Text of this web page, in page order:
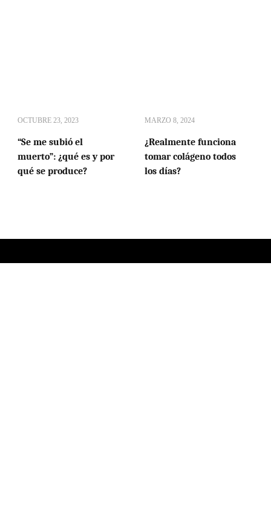
OCTUBRE 23, 2023
“Se me subió el
muerto”: ¿qué es y por
qué se produce?
MARZO 8, 2024
¿Realmente funciona
tomar colágeno todos
los días?